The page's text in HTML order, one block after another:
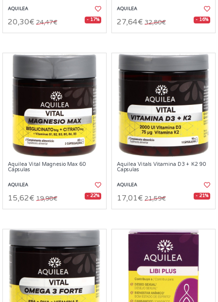
AQUILEA
20,30€ 24,47€ - 17%
AQUILEA
27,64€ 32,80€ - 16%
Aquilea Vital Magnesio Max 60
Cápsulas
AQUILEA
15,62€ 19,98€ - 22%
Aquilea Vitals Vitamina D3 + K2 90
Capsulas
AQUILEA
17,01€ 21,59€ - 21%